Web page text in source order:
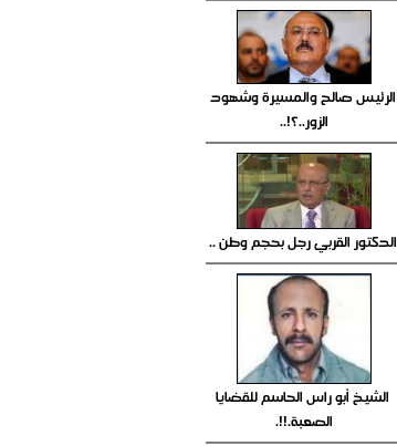
الرئيس صالح والمسيرة وشهود
الزور..؟!..
الدكتور القربي رجل بحجم وطن ..
الشيخ أبو راس الحاسم للقضايا
الصعبة.!!.